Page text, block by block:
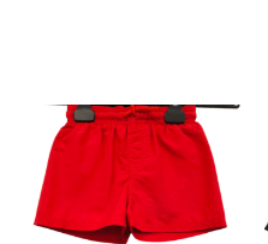
Praegune
4,00 €.